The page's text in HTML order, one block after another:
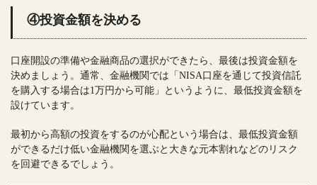
④投資金額を決める
口座開設の準備や金融商品の選択ができたら、最後は投資金額を
決めましょう。通常、金融機関では「NISA口座を通じて投資信託
を購入する場合は1万円から可能」というように、最低投資金額を
設けています。
最初から高額の投資をするのが心配という場合は、最低投資金額
ができるだけ低い金融機関を選ぶと大きな元本割れなどのリスク
を回避できるでしょう。